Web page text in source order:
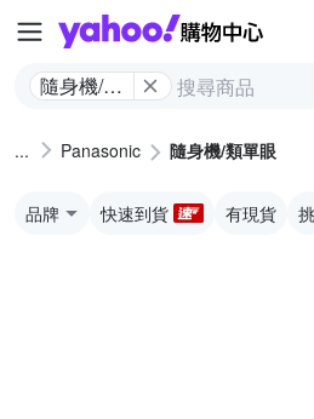
隨身機/類
Panasonic 隨身機/類單眼
品牌 快速到貨 有現貨